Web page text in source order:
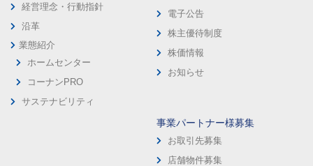
経営理念・行動指針
沿革
業態紹介
ホームセンター
コーナンPRO
サステナビリティ
電子公告
株主優待制度
株価情報
お知らせ
事業パートナー様募集
お取引先募集
店舗物件募集